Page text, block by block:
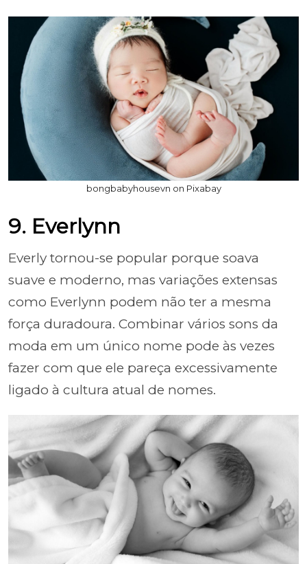
bongbabyhousevn on Pixabay
9. Everlynn
Everly tornou-se popular porque soava
suave e moderno, mas variações extensas
como Everlynn podem não ter a mesma
força duradoura. Combinar vários sons da
moda em um único nome pode às vezes
fazer com que ele pareça excessivamente
ligado à cultura atual de nomes.